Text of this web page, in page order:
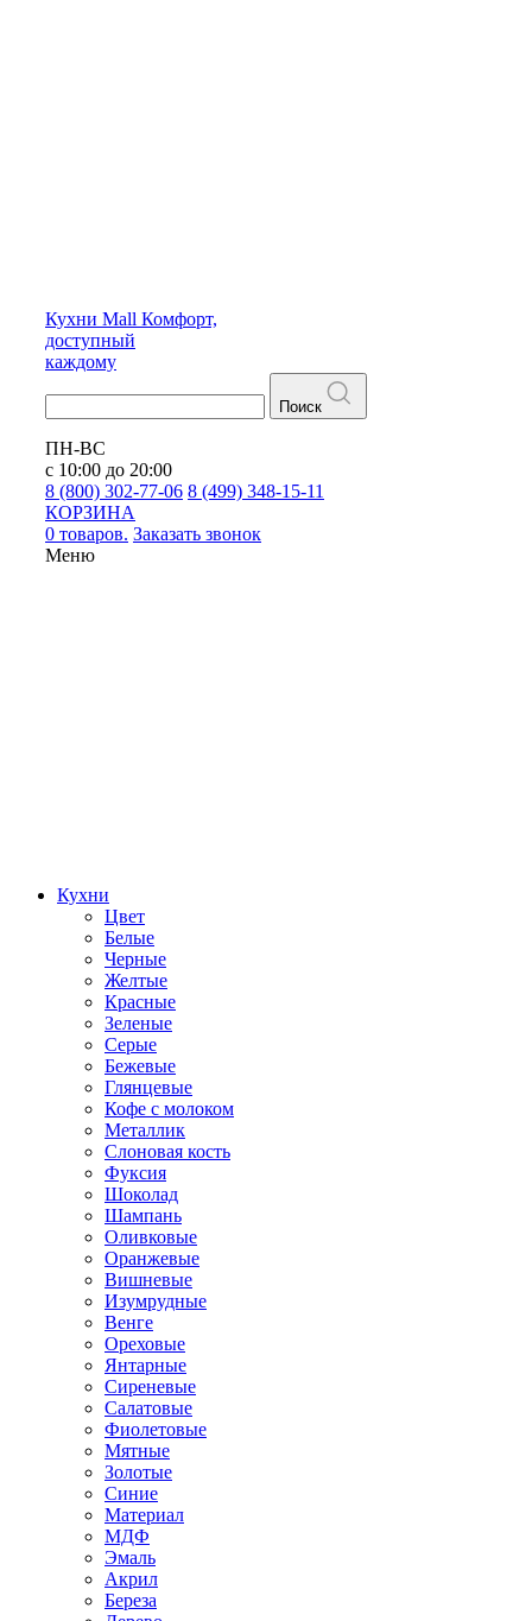
Кухни Mall Комфорт,
доступный
каждому
Поиск
ПН-ВС
с 10:00 до 20:00
8 (800) 302-77-06 8 (499) 348-15-11
КОРЗИНА
0 товаров. Заказать звонок
Меню
Кухни
Цвет
Белые
Черные
Желтые
Красные
Зеленые
Серые
Бежевые
Глянцевые
Кофе с молоком
Металлик
Слоновая кость
Фуксия
Шоколад
Шампань
Оливковые
Оранжевые
Вишневые
Изумрудные
Венге
Ореховые
Янтарные
Сиреневые
Салатовые
Фиолетовые
Мятные
Золотые
Синие
Материал
МДФ
Эмаль
Акрил
Береза